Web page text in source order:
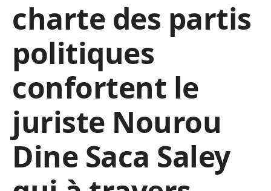
charte des partis
politiques
confortent le
juriste Nourou
Dine Saca Saley